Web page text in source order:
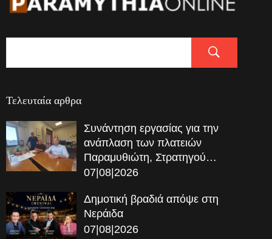
Τελευταία αρθρα
Συνάντηση εργασίας για την
ανάπλαση των πλατειών
Παραμυθιώτη, Στρατηγού…
07|08|2026
Δημοτική βραδιά απόψε στη
Νεράιδα
07|08|2026